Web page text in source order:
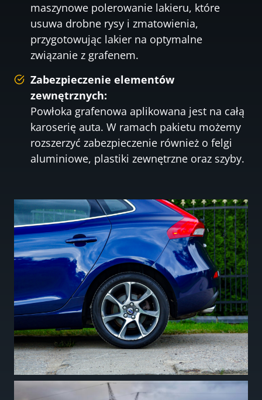
maszynowe polerowanie lakieru, które
usuwa drobne rysy i zmatowienia,
przygotowując lakier na optymalne
związanie z grafenem.
Zabezpieczenie elementów
zewnętrznych:
Powłoka grafenowa aplikowana jest na całą
karoserię auta. W ramach pakietu możemy
rozszerzyć zabezpieczenie również o felgi
aluminiowe, plastiki zewnętrzne oraz szyby.